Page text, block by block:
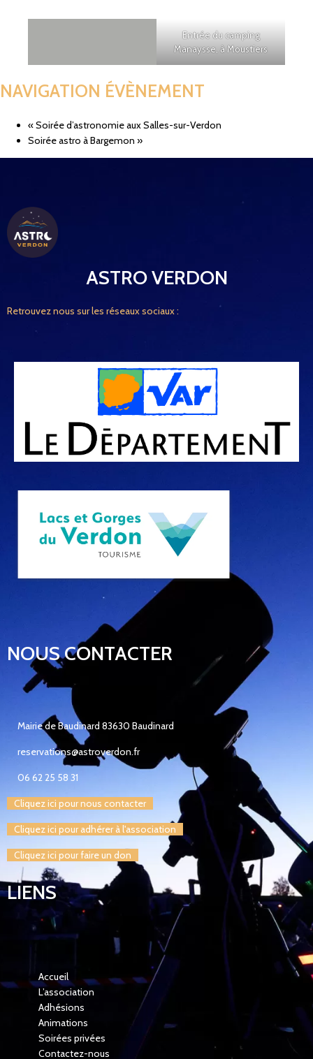
Entrée du camping
Manaysse, à Moustiers
NAVIGATION ÉVÈNEMENT
«Soirée d’astronomie aux Salles-sur-Verdon
Soirée astro à Bargemon »
ASTRO VERDON
Retrouvez nous sur les réseaux sociaux :
NOUS CONTACTER
Mairie de Baudinard 83630 Baudinard
reservations@astroverdon.fr
06 62 25 58 31
Cliquez ici pour nous contacter
Cliquez ici pour adhérer à l'association
Cliquez ici pour faire un don
LIENS
Accueil
L’association
Adhésions
Animations
Soirées privées
Contactez-nous